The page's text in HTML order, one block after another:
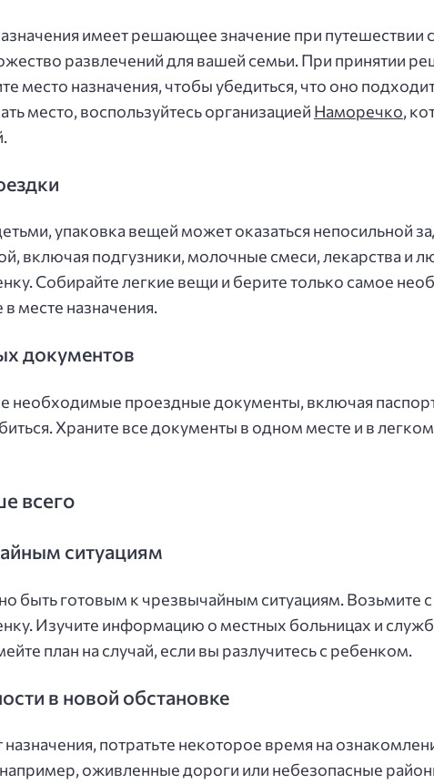
имеет решающее значение при путешествии
развлечений для вашей семьи. При принятии
место назначения, чтобы убедиться, что оно
место, воспользуйтесь организацией Наморечко,
упаковка вещей может оказаться непосильной
включая подгузники, молочные смеси, лекарства
Собирайте легкие вещи и берите только самое
месте назначения.
документов
необходимые проездные документы, включая
Храните все документы в одном месте и в
всего
ситуациям
быть готовым к чрезвычайным ситуациям. Возьмите
Изучите информацию о местных больницах и
план на случай, если вы разлучитесь с ребенком.
в новой обстановке
назначения, потратьте некоторое время на
оживленные дороги или небезопасные